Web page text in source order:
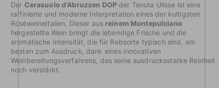
Der Cerasuolo d'Abruzzen DOPder Tenuta Ulisse ist eine
raffinierte und moderne Interpretation eines der kultigsten
RoséweineItalien. Dieser aus reinem Montepulciano
hergestellte Wein bringt die lebendige Frische und die
aromatische Intensität, die für Rebsorte typisch sind, am
besten zum Ausdruck, dank eines innovativen
Weinbereitungsverfahrens, das seine ausdrucksstarke Reinheit
noch verstärkt.